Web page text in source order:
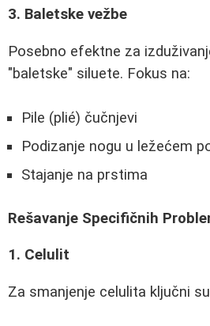
3. Baletske vežbe
Posebno efektne za
"baletske" siluete. Fokus na:
Pile (plié) čučnjevi
Podizanje nogu u ležećem
Stajanje na prstima
Rešavanje Specifičnih
1. Celulit
Za smanjenje celulita ključni